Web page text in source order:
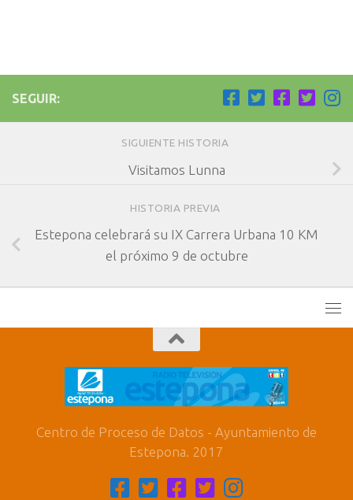
SEGUIR:
SIGUIENTE HISTORIA
Visitamos Lunna
HISTORIA PREVIA
Estepona celebrará su IX Carrera Urbana 10 KM
el próximo 9 de octubre
Centro de Proceso de Datos - Ayuntamiento de
Estepona. 2017